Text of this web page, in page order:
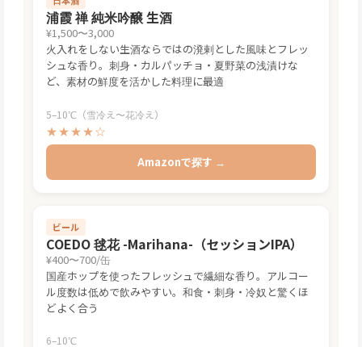
浦霞 禅 純米吟醸 生酒
¥1,500〜3,000
火入れをしない生酒ならではの溌剌とした風味とフレッ
シュな香り。刺身・カルパッチョ・夏野菜の浅漬けな
ど、素材の鮮度を活かした料理に最適
5–10℃（雪冷え〜花冷え）
★★★★☆
Amazonで探す →
ビール
COEDO 毬花 -Marihana-（セッションIPA）
¥400〜700/缶
国産ホップを使ったフレッシュで繊細な香り。アルコー
ル度数は低めで飲みやすい。和食・刺身・冷奴と驚くほ
どよく合う
6–10℃